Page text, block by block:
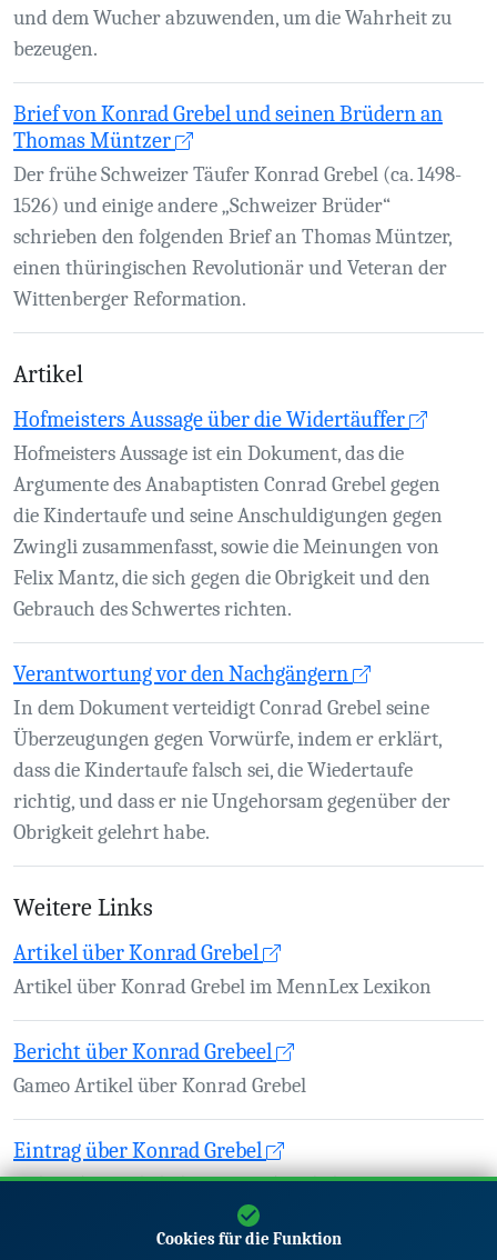
und dem Wucher abzuwenden, um die Wahrheit zu
bezeugen.
Brief von Konrad Grebel und seinen Brüdern an
Thomas Müntzer
Der frühe Schweizer Täufer Konrad Grebel (ca. 1498-
1526) und einige andere „Schweizer Brüder“
schrieben den folgenden Brief an Thomas Müntzer,
einen thüringischen Revolutionär und Veteran der
Wittenberger Reformation.
Artikel
Hofmeisters Aussage über die Widertäuffer
Hofmeisters Aussage ist ein Dokument, das die
Argumente des Anabaptisten Conrad Grebel gegen
die Kindertaufe und seine Anschuldigungen gegen
Zwingli zusammenfasst, sowie die Meinungen von
Felix Mantz, die sich gegen die Obrigkeit und den
Gebrauch des Schwertes richten.
Verantwortung vor den Nachgängern
In dem Dokument verteidigt Conrad Grebel seine
Überzeugungen gegen Vorwürfe, indem er erklärt,
dass die Kindertaufe falsch sei, die Wiedertaufe
richtig, und dass er nie Ungehorsam gegenüber der
Obrigkeit gelehrt habe.
Weitere Links
Artikel über Konrad Grebel
Artikel über Konrad Grebel im MennLex Lexikon
Bericht über Konrad Grebeel
Gameo Artikel über Konrad Grebel
Eintrag über Konrad Grebel
Wikipedia Artikel über Konrad Grebel
Cookies für die Funktion